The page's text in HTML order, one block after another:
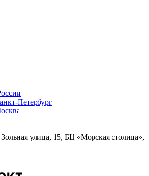
Петербург
улица, 15, БЦ «Морская столица»,